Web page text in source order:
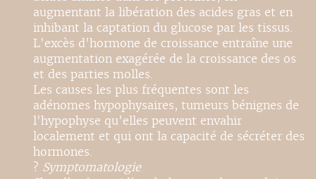
augmentant la libération des acides gras et en
inhibant la captation du glucose par les tissus.
L'excès d'hormone de croissance entraîne une
augmentation exagérée de la croissance des os
et des parties molles.
Les causes les plus fréquentes sont les
adénomes hypophysaires, tumeurs bénignes de
l'hypophyse qu'elles peuvent envahir
localement et qui ont la capacité de sécréter des
hormones.
? Symptomatologie